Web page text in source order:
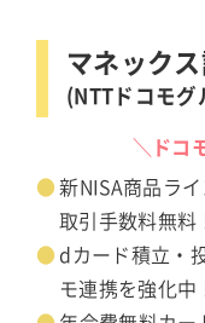
マネック
(NTTドコモグ
＼ドコ
新NISA商品ラ
取引手数料無料
dカード積立・
モ連携を強化中